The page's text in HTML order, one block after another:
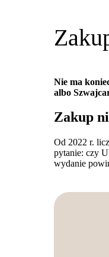
Nie ma
albo
Zakup
Od 2022 r.
pytanie: czy
wydanie